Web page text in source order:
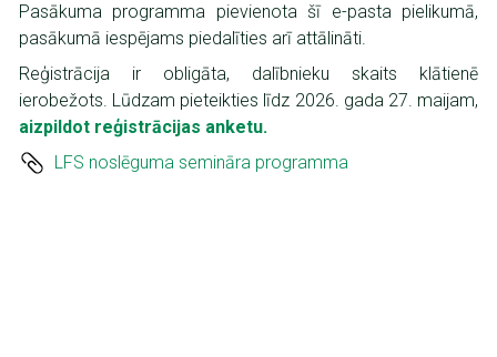
Pasākuma programma pievienota šī e-pasta pielikumā,
pasākumā iespējams piedalīties arī attālināti.
Reģistrācija ir obligāta, dalībnieku skaits klātienē
ierobežots. Lūdzam pieteikties līdz 2026. gada 27. maijam,
aizpildot reģistrācijas anketu.
Dokuments
LFS noslēguma semināra programma